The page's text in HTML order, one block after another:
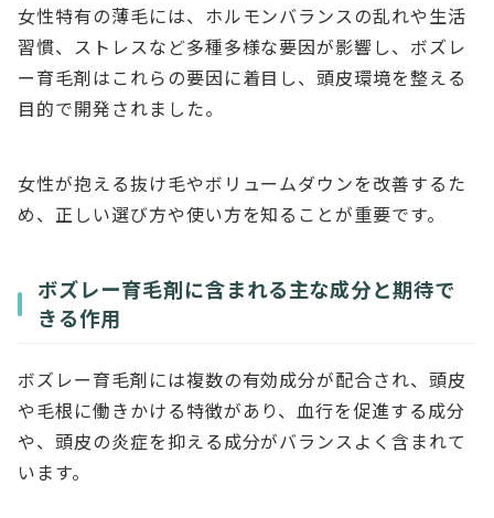
女性特有の薄毛には、ホルモンバランスの乱れや生活
習慣、ストレスなど多種多様な要因が影響し、ボズレ
ー育毛剤はこれらの要因に着目し、頭皮環境を整える
目的で開発されました。
女性が抱える抜け毛やボリュームダウンを改善するた
め、正しい選び方や使い方を知ることが重要です。
ボズレー育毛剤に含まれる主な成分と期待で
きる作用
ボズレー育毛剤には複数の有効成分が配合され、頭皮
や毛根に働きかける特徴があり、血行を促進する成分
や、頭皮の炎症を抑える成分がバランスよく含まれて
います。